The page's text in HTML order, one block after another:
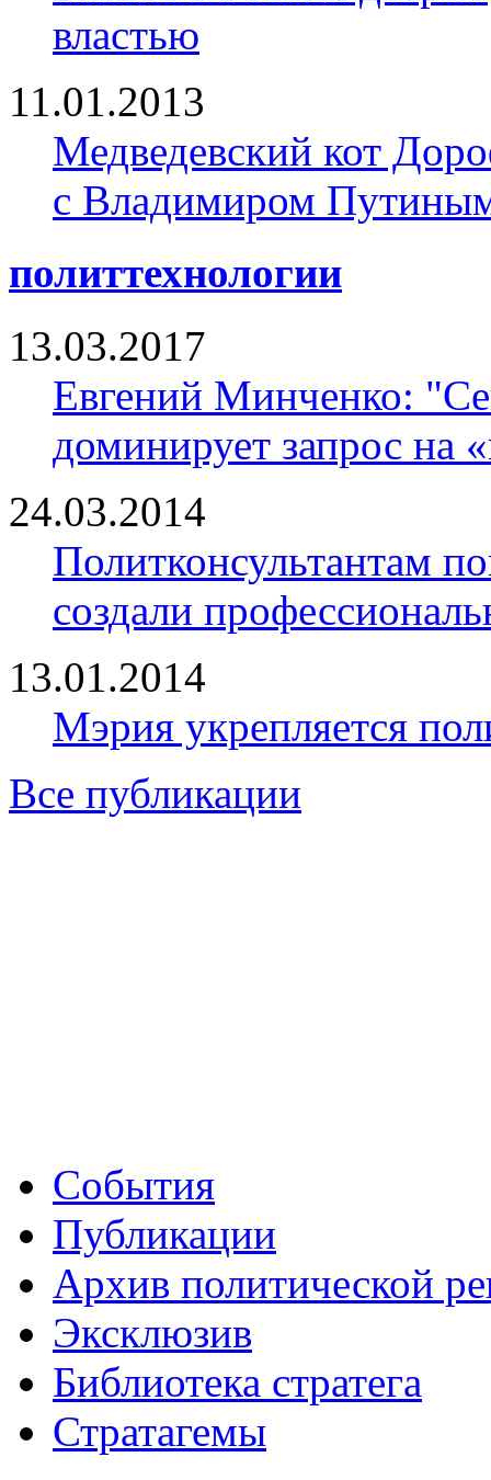
властью
11.01.2013
Медведевский кот
с Владимиром
политтехнологии
13.03.2017
Евгений Минченко:
доминирует запрос на
24.03.2014
Политконсультантам
создали
13.01.2014
Мэрия укрепляется
Все публикации
События
Публикации
Архив политической
Эксклюзив
Библиотека стратега
Стратагемы